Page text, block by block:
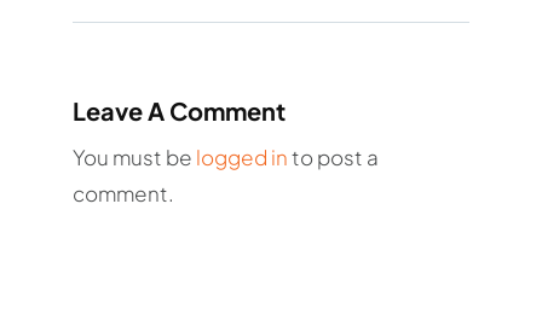
Leave A Comment
You must be logged into post a
comment.